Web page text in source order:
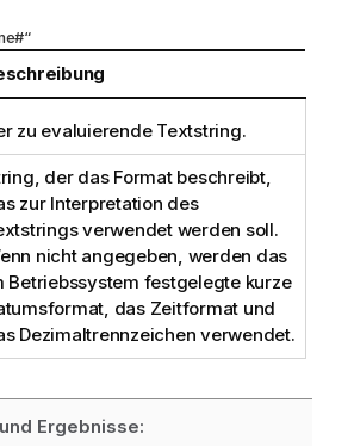
zu evaluierende Textstring.
der das Format beschreibt,
zur Interpretation des
verwendet werden soll.
nicht angegeben, werden das
Betriebssystem festgelegte kurze
das Zeitformat und
Dezimaltrennzeichen verwendet.
Ergebnisse: